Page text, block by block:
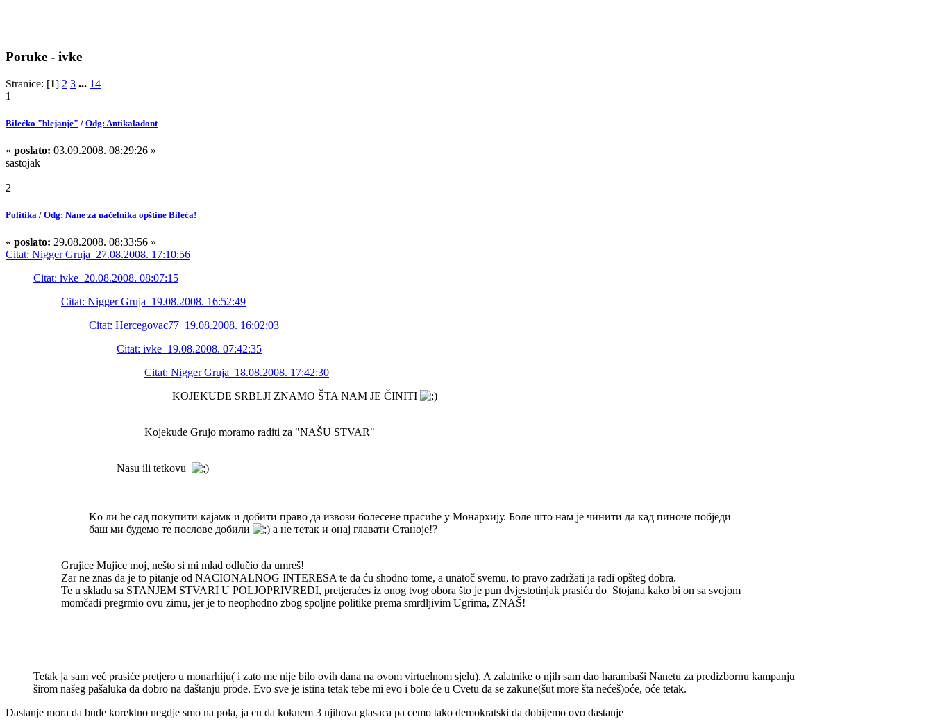
Poruke - ivke
Stranice: [1] 2 3 ... 14
1
Bilećko "blejanje" / Odg: Antikaladont
« poslato: 03.09.2008. 08:29:26 »
sastojak
2
Politika / Odg: Nane za načelnika opštine Bileća!
« poslato: 29.08.2008. 08:33:56 »
Citat: Nigger Gruja 27.08.2008. 17:10:56
Citat: ivke 20.08.2008. 08:07:15
Citat: Nigger Gruja 19.08.2008. 16:52:49
Citat: Hercegovac77 19.08.2008. 16:02:03
Citat: ivke 19.08.2008. 07:42:35
Citat: Nigger Gruja 18.08.2008. 17:42:30
KOJEKUDE SRBLJI ZNAMO ŠTA NAM JE ČINITI
Kojekude Grujo moramo raditi za "NAŠU STVAR"
Nasu ili tetkovu
Ko ли ће сад покупити кајамк и добити право да извози болесене прасиће у Монархију. Боле што нам је чинити да кад пиноче побједи
баш ми будемо те послове добили
а не тетак и онај главати Станоје!?
Grujice Mujice moj, nešto si mi mlad odlučio da umreš!
Zar ne znas da je to pitanje od NACIONALNOG INTERESA te da ću shodno tome, a unatoč svemu, to pravo zadržati ja radi opšteg dobra.
Te u skladu sa STANJEM STVARI U POLJOPRIVREDI, pretjeraćes iz onog tvog obora što je pun dvjestotinjak prasića do Stojana kako bi on sa svojom
momčadi pregrmio ovu zimu, jer je to neophodno zbog spoljne politike prema smrdljivim Ugrima, ZNAŠ!
Tetak ja sam već prasiće pretjero u monarhiju( i zato me nije bilo ovih dana na ovom virtuelnom sjelu). A zalatnike o njih sam dao harambaši Nanetu za predizbornu kampanju
širom našeg pašaluka da dobro na daštanju prođe. Evo sve je istina tetak tebe mi evo i bole će u Cvetu da se zakune(šut more šta nećeš)oće, oće tetak.
Dastanje mora da bude korektno negdje smo na pola, ja cu da koknem 3 njihova glasaca pa cemo tako demokratski da dobijemo ovo dastanje